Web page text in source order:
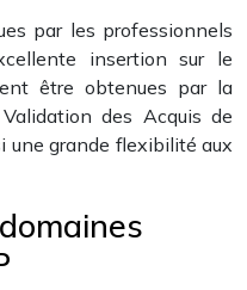
par les professionnels
insertion sur le
être obtenues par la
des Acquis de
une grande flexibilité aux